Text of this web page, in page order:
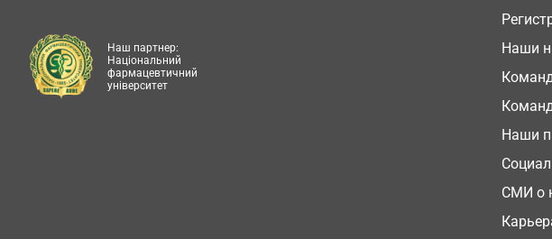
Наши
Наши
СМИ о
Наш партнер:
Національний
фармацевтичний
університет